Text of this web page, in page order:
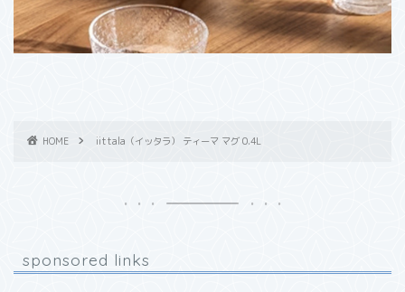
HOME iittala（イッタラ） ティーマ マグ 0.4L
sponsored links